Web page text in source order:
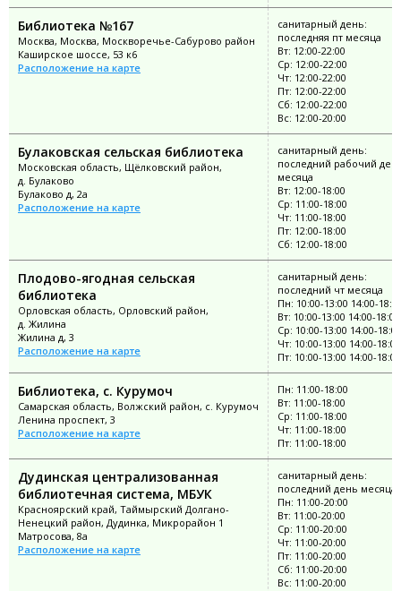
Библиотека №167
Москва, Москва, Москворечье-Сабурово район
Каширское шоссе, 53 к6
Расположение на карте
санитарный день:
последняя пт месяца
Вт: 12:00-22:00
Ср: 12:00-22:00
Чт: 12:00-22:00
Пт: 12:00-22:00
Сб: 12:00-22:00
Вс: 12:00-20:00
Булаковская сельская библиотека
Московская область, Щёлковский район,
д. Булаково
Булаково д, 2а
Расположение на карте
санитарный день:
последний рабочий
месяца
Вт: 12:00-18:00
Ср: 11:00-18:00
Чт: 11:00-18:00
Пт: 12:00-18:00
Сб: 12:00-18:00
Плодово-ягодная сельская
библиотека
Орловская область, Орловский район,
д. Жилина
Жилина д, 3
Расположение на карте
санитарный день:
последний чт месяца
Пн: 10:00-13:00 14:00-
Вт: 10:00-13:00 14:00-18:00
Ср: 10:00-13:00 14:00-18:00
Чт: 10:00-13:00 14:00-18:00
Пт: 10:00-13:00 14:00-18:00
Библиотека, с. Курумоч
Самарская область, Волжский район, с. Курумоч
Ленина проспект, 3
Расположение на карте
Пн: 11:00-18:00
Вт: 11:00-18:00
Ср: 11:00-18:00
Чт: 11:00-18:00
Пт: 11:00-18:00
Дудинская централизованная
библиотечная система, МБУК
Красноярский край, Таймырский Долгано-
Ненецкий район, Дудинка, Микрорайон 1
Матросова, 8а
Расположение на карте
санитарный день:
последний день месяца
Пн: 11:00-20:00
Вт: 11:00-20:00
Ср: 11:00-20:00
Чт: 11:00-20:00
Пт: 11:00-20:00
Сб: 11:00-20:00
Вс: 11:00-20:00